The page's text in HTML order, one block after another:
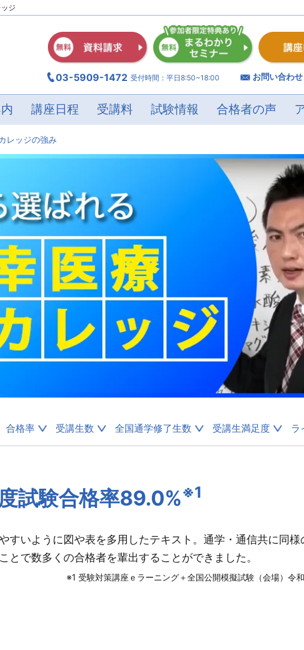
ジ
03-5909-1472 受付時間：平日8:50~18:00 お問い合わせ
講座日程 受講料 試験情報 合格者の声
レッジの強み
合格率 受講生数 全国通学修了生数 受講生満足度 ラ
試験合格率89.0%※1
すいように図や表を多用したテキスト。通学・通信共に同様
とで数多くの合格者を輩出することができました。
※1 受験対策講座ｅラーニング＋全国公開模擬試験（会場）令